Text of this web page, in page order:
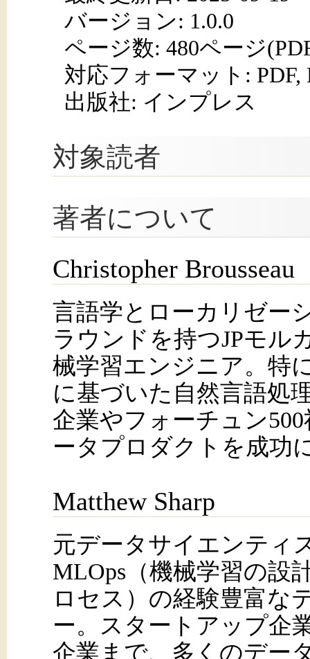
バージョン: 1.0.0
ページ数: 480ページ
対応フォーマット: PDF,
出版社: インプレス
対象読者
著者について
Christopher Brousseau
言語学とローカリゼー
ラウンドを持つJPモル
械学習エンジニア。特
に基づいた自然言語処
企業やフォーチュン
ータプロダクトを成功
Matthew Sharp
元データサイエンティ
MLOps（機械学習の設
ロセス）の経験豊富な
ー。スタートアップ企
企業まで、多くのデー